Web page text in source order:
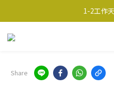
超商取貨690免
1-2工作
超商取貨690免
Share